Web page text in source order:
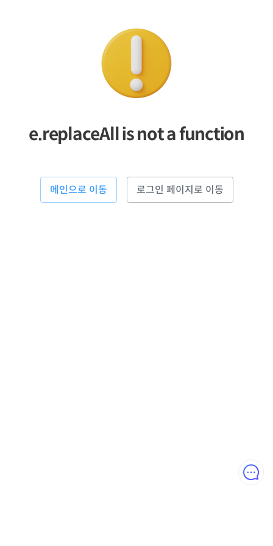
e.replaceAll is not a function
메인으로 이동 로그인 페이지로 이동